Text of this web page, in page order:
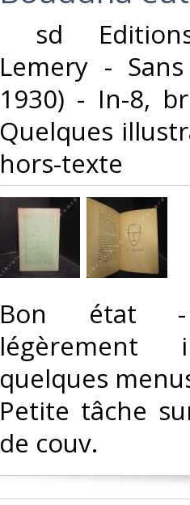
sd
Lemery -
1930) - In-8,
Quelques
hors-texte‎
‎Bon état -
légèrement
quelques
Petite tâche
de couv. ‎